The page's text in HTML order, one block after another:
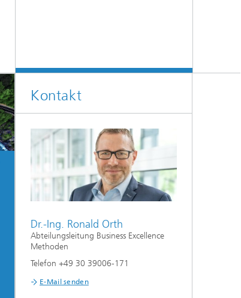
Kontakt
Dr.-Ing. Ronald Orth
Abteilungsleitung Business Excellence
Methoden
Telefon +49 30 39006-171
E-Mail senden